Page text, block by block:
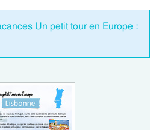
Un petit tour en Europe :